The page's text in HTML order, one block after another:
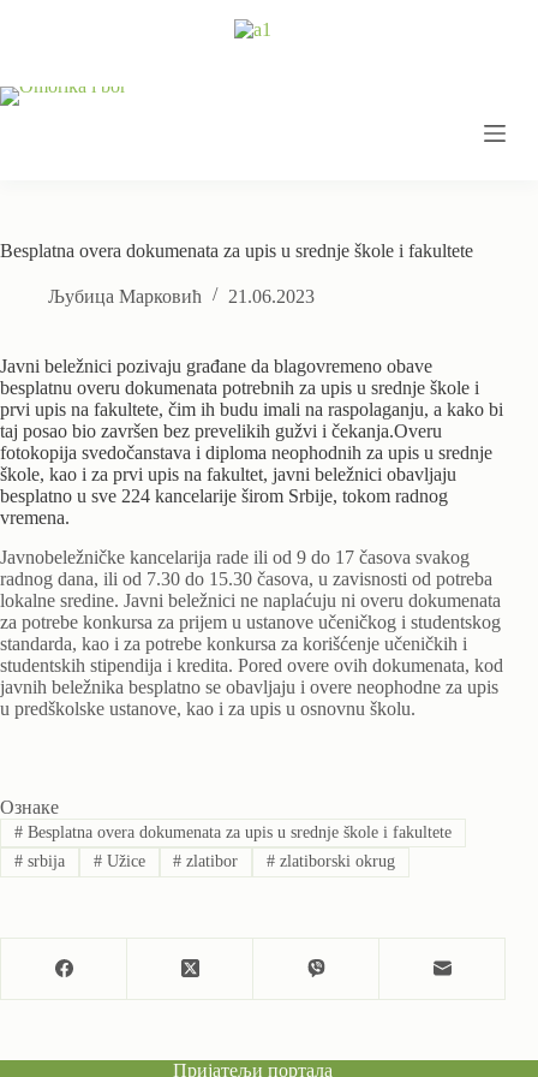
Besplatna overa dokumenata za upis u srednje škole i fakultete
Љубица Марковић 21.06.2023
Javni beležnici pozivaju građane da blagovremeno obave
besplatnu overu dokumenata potrebnih za upis u srednje škole i
prvi upis na fakultete, čim ih budu imali na raspolaganju, a kako bi
taj posao bio završen bez prevelikih gužvi i čekanja.Overu
fotokopija svedočanstava i diploma neophodnih za upis u srednje
škole, kao i za prvi upis na fakultet, javni beležnici obavljaju
besplatno u sve 224 kancelarije širom Srbije, tokom radnog
vremena.
Javnobeležničke kancelarija rade ili od 9 do 17 časova svakog
radnog dana, ili od 7.30 do 15.30 časova, u zavisnosti od potreba
lokalne sredine. Javni beležnici ne naplaćuju ni overu dokumenata
za potrebe konkursa za prijem u ustanove učeničkog i studentskog
standarda, kao i za potrebe konkursa za korišćenje učeničkih i
studentskih stipendija i kredita. Pored overe ovih dokumenata, kod
javnih beležnika besplatno se obavljaju i overe neophodne za upis
u predškolske ustanove, kao i za upis u osnovnu školu.
Ознаке
#Besplatna overa dokumenata za upis u srednje škole i fakultete
#srbija #Užice # zlatibor # zlatiborski okrug
Пријатељи портала